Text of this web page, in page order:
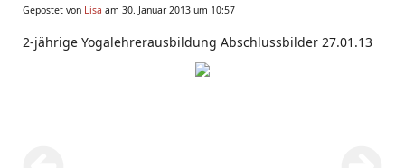
Gepostet von Lisa am 30. Januar 2013 um 10:57
2-jährige Yogalehrerausbildung Abschlussbilder 27.01.13